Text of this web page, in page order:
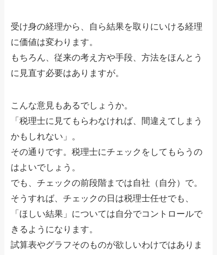
受け身の経理から、自ら結果を取りにいける経理
に価値は変わります。
もちろん、従来の考え方や手段、方法をほんとう
に見直す必要はありますが。
こんな意見もあるでしょうか。
「税理士に見てもらわなければ、間違えてしまう
かもしれない」。
その通りです。税理士にチェックをしてもらうの
はよいでしょう。
でも、チェックの前段階までは自社（自分）で。
そうすれば、チェックの日は税理士任せでも、
「ほしい結果」については自分でコントロールで
きるようになります。
試算表やグラフそのものが欲しいわけではありま